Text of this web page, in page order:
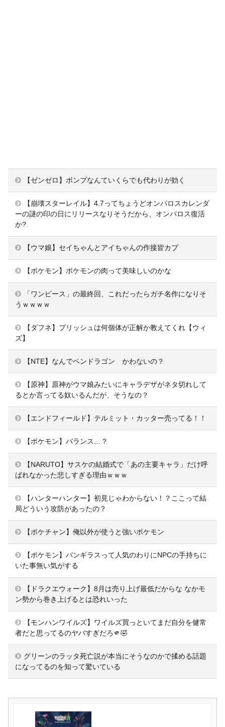
【ゼンゼロ】ボンプなんていくらでも代わりが効く
【崩壊スターレイル】4.7ってちょうどオンパロスカレンダ
ーの謎の印の日にリリースなりそうだから、オンパロス復活
か?
【ウマ娘】セイちゃんとアイちゃんの作接皆カプ
【ポケモン】ポケモンの肉って美味しいのかな
「ワンピース」の最終回、これだったらガチ名作になりそ
うｗｗｗｗ
【ダフネ】プリッシュは何個体が正解か教えてくれ【ウィ
ズ】
【NTE】なんでペンドラゴン かわないの？
【原神】原神がウマ娘みたいにキャラデザがネタ切れして
るとか言ってる奴いるんだが、そうなの？
【エンドフィールド】テルミット・カッター売ってる！！
【ポケモン】バランス…？
【NARUTO】サスケの結婚式で「あの主要キャラ」だけ呼
ばれなかった悲しすぎる理由ｗｗｗ
【ハンターハンター】初見じゃわからない！？ここって結
局どういう攻防があったの？
【ポケチャン】俺以外が使うと強いポケモン
【ポケモン】バンギラスって人気のわりにNPCの手持ちに
いた事無い気がする
【ドラクエウォーク】8月は売り上げ最低だからな なかモ
ン勢から巻き上げるとは恐れいった
【モンハンワイルズ】ワイルズ買っといてまだ自分を健常
者だと思ってるのヤバすぎだろ🫵🤣
グリーンのラッタ死亡説が本当にそうなのかで揉める話題
になってるのを知って驚いている